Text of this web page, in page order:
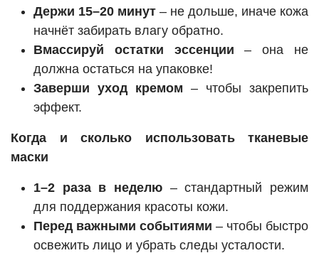
Держи 15–20 минут – не дольше, иначе кожа
начнёт забирать влагу обратно.
Вмассируй остатки эссенции – она не
должна остаться на упаковке!
Заверши уход кремом – чтобы закрепить
эффект.
Когда и сколько использовать тканевые
маски
1–2 раза в неделю – стандартный режим
для поддержания красоты кожи.
Перед важными событиями – чтобы быстро
освежить лицо и убрать следы усталости.